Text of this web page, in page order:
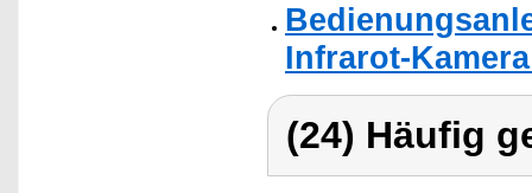
Infrarot-
(24) Häufig